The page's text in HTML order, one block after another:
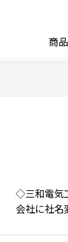
商
◇三和電気
会社に社名